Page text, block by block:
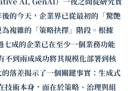
的今天，企業界已從最初的「驚艷
複雜的「策略抉擇」階段。根據
成的企業已在至少一個業務功能
不到兩成成功將其規模化部署到核
落差揭示了一個關鍵事實：生成式
技術本身，而在於策略、治理與組